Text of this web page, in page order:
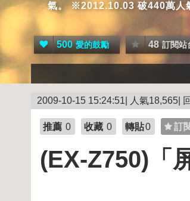
氣。 ※2012.10.03 破440萬
500 愛的鼓勵 48 訂閱站
2009-10-15 15:24:51| 人氣18,565|
推薦 0 收藏 0 轉貼0 訂
(EX-Z750)「